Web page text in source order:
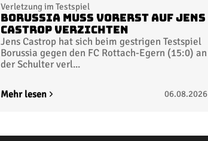
Verletzung im Testspiel
Borussia muss vorerst auf Jens
Castrop verzichten
Jens Castrop hat sich beim gestrigen Testspiel
Borussia gegen den FC Rottach-Egern (15:0) an
der Schulter verl...
Mehr lesen 06.08.2026